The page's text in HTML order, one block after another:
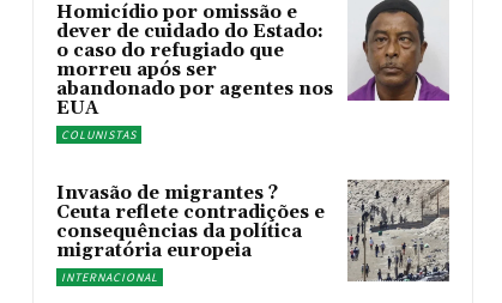
Homicídio por omissão e
dever de cuidado do Estado:
o caso do refugiado que
morreu após ser
abandonado por agentes nos
EUA
COLUNISTAS
Invasão de migrantes ?
Ceuta reflete contradições e
consequências da política
migratória europeia
INTERNACIONAL